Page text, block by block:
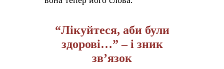
“Лікуйтеся, аби були
здорові…” – і зник
зв’язок